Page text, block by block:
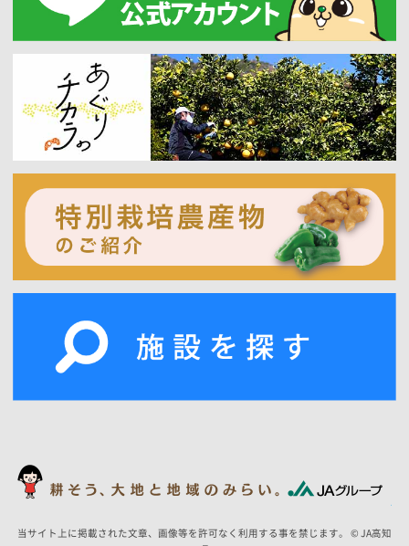
当サイト上に掲載された文章、画像等を許可なく利用する事を禁じます。 © JA高知